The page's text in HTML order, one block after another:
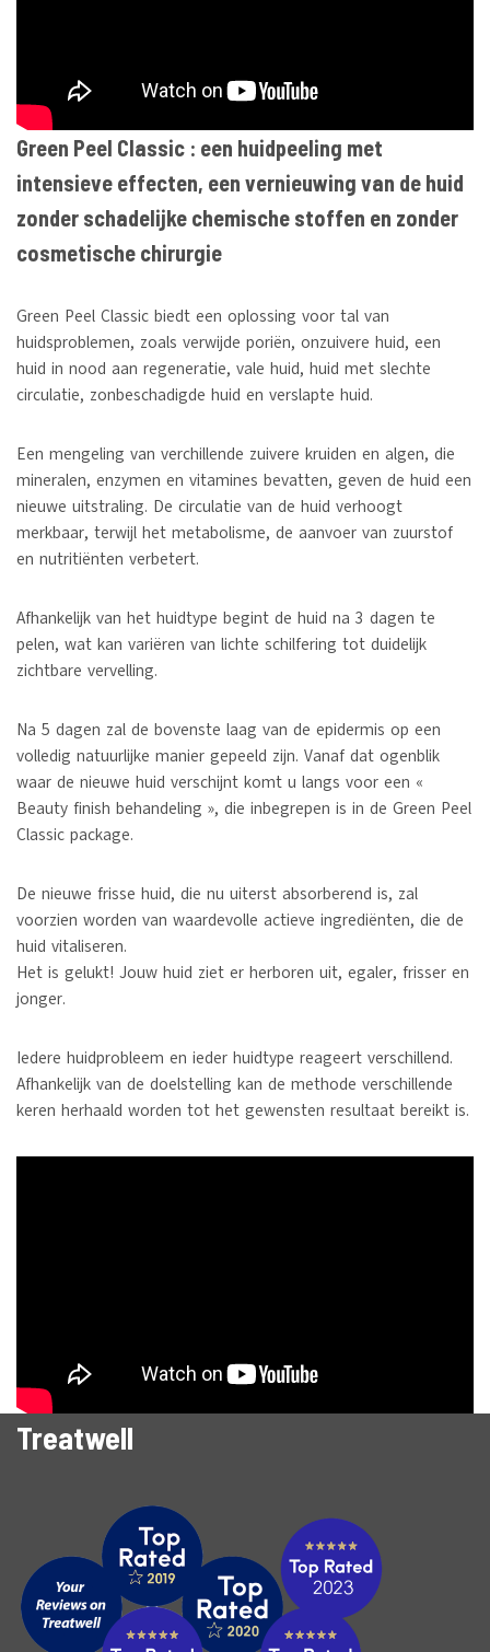
Green Peel Classic : een huidpeeling met
intensieve effecten, een vernieuwing van de huid
zonder schadelijke chemische stoffen en zonder
cosmetische chirurgie
Green Peel Classic biedt een oplossing voor tal van
huidsproblemen, zoals verwijde poriën, onzuivere huid, een
huid in nood aan regeneratie, vale huid, huid met slechte
circulatie, zonbeschadigde huid en verslapte huid.
Een mengeling van verchillende zuivere kruiden en algen, die
mineralen, enzymen en vitamines bevatten, geven de huid een
nieuwe uitstraling. De circulatie van de huid verhoogt
merkbaar, terwijl het metabolisme, de aanvoer van zuurstof
en nutritiënten verbetert.
Afhankelijk van het huidtype begint de huid na 3 dagen te
pelen, wat kan variëren van lichte schilfering tot duidelijk
zichtbare vervelling.
Na 5 dagen zal de bovenste laag van de epidermis op een
volledig natuurlijke manier gepeeld zijn. Vanaf dat ogenblik
waar de nieuwe huid verschijnt komt u langs voor een «
Beauty finish behandeling », die inbegrepen is in de Green Peel
Classic package.
De nieuwe frisse huid, die nu uiterst absorberend is, zal
voorzien worden van waardevolle actieve ingrediënten, die de
huid vitaliseren.
Het is gelukt! Jouw huid ziet er herboren uit, egaler, frisser en
jonger.
Iedere huidprobleem en ieder huidtype reageert verschillend.
Afhankelijk van de doelstelling kan de methode verschillende
keren herhaald worden tot het gewensten resultaat bereikt is.
Treatwell